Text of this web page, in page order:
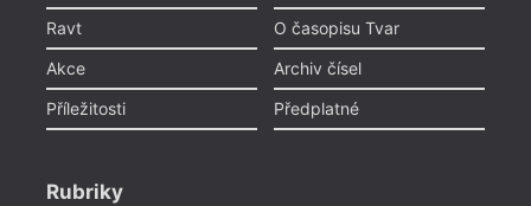
Ravt
Akce
Příležitosti
O časopisu Tvar
Archiv čísel
Předplatné
Rubriky